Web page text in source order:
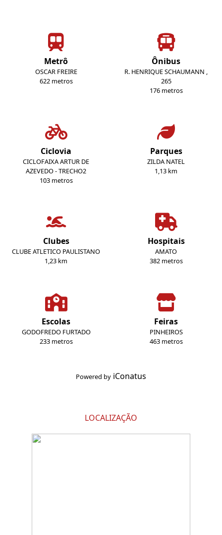
Metrô
OSCAR FREIRE
622 metros
Ônibus
R. HENRIQUE SCHAUMANN ,
265
176 metros
Ciclovia
CICLOFAIXA ARTUR DE
AZEVEDO - TRECHO2
103 metros
Parques
ZILDA NATEL
1,13 km
Clubes
CLUBE ATLETICO PAULISTANO
1,23 km
Hospitais
AMATO
382 metros
Escolas
GODOFREDO FURTADO
233 metros
Feiras
PINHEIROS
463 metros
Powered by iConatus
LOCALIZAÇÃO